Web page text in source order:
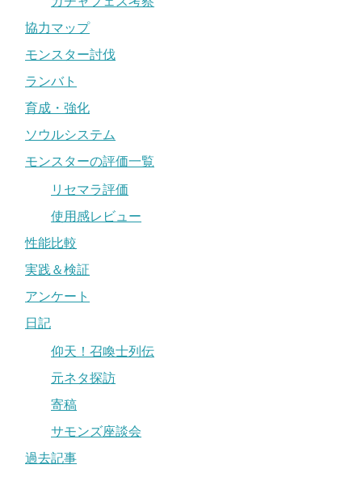
協力マップ
モンスター討伐
ランバト
育成・強化
ソウルシステム
モンスターの評価一覧
リセマラ評価
使用感レビュー
性能比較
実践＆検証
アンケート
日記
仰天！召喚士列伝
元ネタ探訪
寄稿
サモンズ座談会
過去記事